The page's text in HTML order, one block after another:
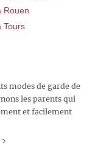
Rouen
Tours
modes de garde de
les parents qui
et facilement